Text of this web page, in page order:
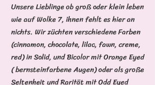
Unsere Lieblinge ob groß oder klein leben
wie auf Wolke 7, ihnen fehlt es hier an
nichts. Wir züchten verschiedene Farben
(cinnamon, chocolate, lilac, fawn, creme,
red) in Solid, und Bicolor mit Orange Eyed
( bernsteinfarbene Augen) oder als große
Seltenheit und Rarität mit Odd Eyed